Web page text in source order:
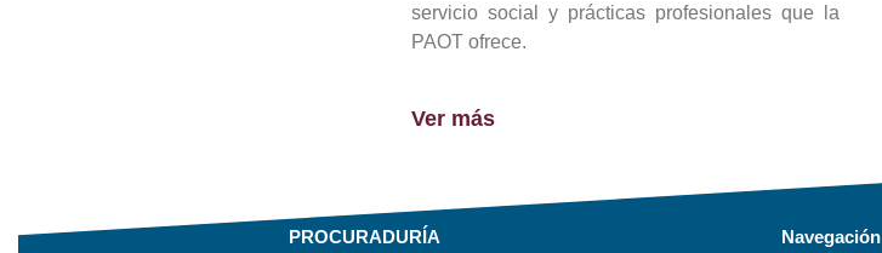
servicio social y prácticas profesionales que la
PAOT ofrece.
Ver más
PROCURADURÍA Navegación